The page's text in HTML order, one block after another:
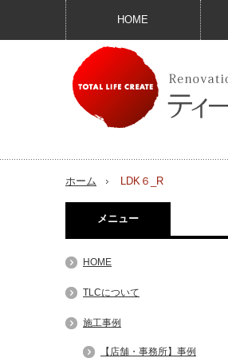
HOME
ホーム LDK６_R
メニュー
HOME
TLCについて
施工事例
【店舗・事務所】事例